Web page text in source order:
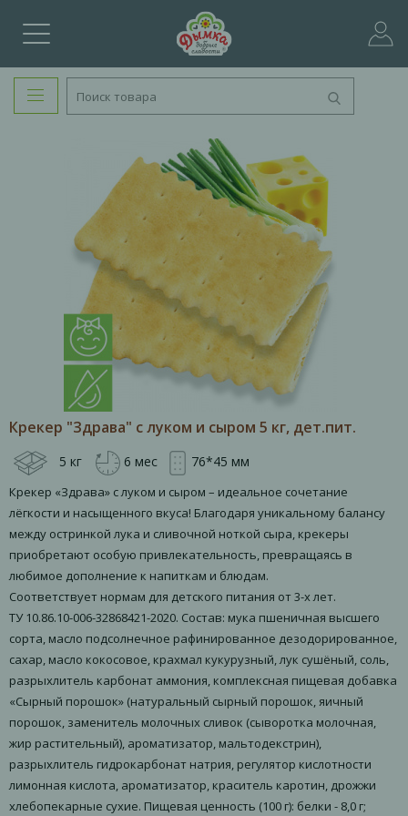
Крекер "Здрава" с луком и сыром 5 кг, дет.пит.
5 кг 6 мес 76*45 мм
Крекер «Здрава» с луком и сыром – идеальное сочетание
лёгкости и насыщенного вкуса! Благодаря уникальному балансу
между остринкой лука и сливочной ноткой сыра, крекеры
приобретают особую привлекательность, превращаясь в
любимое дополнение к напиткам и блюдам.
Соответствует нормам для детского питания от 3-х лет.
ТУ 10.86.10-006-32868421-2020. Состав: мука пшеничная высшего
сорта, масло подсолнечное рафинированное дезодорированное,
сахар, масло кокосовое, крахмал кукурузный, лук сушёный, соль,
разрыхлитель карбонат аммония, комплексная пищевая добавка
«Сырный порошок» (натуральный сырный порошок, яичный
порошок, заменитель молочных сливок (сыворотка молочная,
жир растительный), ароматизатор, мальтодекстрин),
разрыхлитель гидрокарбонат натрия, регулятор кислотности
лимонная кислота, ароматизатор, краситель каротин, дрожжи
хлебопекарные сухие. Пищевая ценность (100 г): белки - 8,0 г;